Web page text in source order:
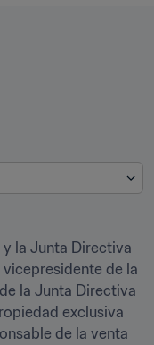
la Junta Directiva
vicepresidente de la
la Junta Directiva
exclusiva
de la venta